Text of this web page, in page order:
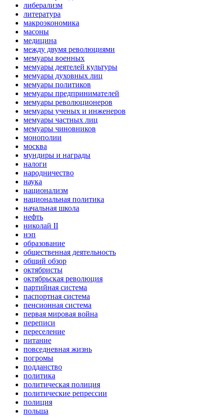
либерализм
литература
макроэкономика
масоны
медицина
между двумя революциями
мемуары военных
мемуары деятелей культуры
мемуары духовных лиц
мемуары политиков
мемуары предпринимателей
мемуары революционеров
мемуары ученых и инженеров
мемуары частных лиц
мемуары чиновников
монополии
москва
мундиры и награды
налоги
народничество
наука
национализм
национальная политика
начальная школа
нефть
николай II
нэп
образование
общественная деятельность
общий обзор
октябристы
октябрьская революция
партийная система
паспортная система
пенсионная система
первая мировая война
переписи
переселение
питание
повседневная жизнь
погромы
подданство
политика
политическая полиция
политические репрессии
полиция
польша